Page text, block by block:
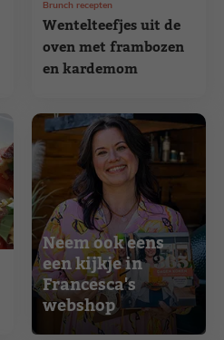
Wentelteefjes uit de
oven met frambozen
en kardemom
Brunch recepten
Neem ook eens
een kijkje in
Francesca's
webshop